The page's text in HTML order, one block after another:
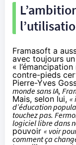
Framasoft a
avec toujours
«
contre-pieds
Pierre-Yves
monde sans IA,
Mais, selon lui, «
d’éducation
touchez pas.
logiciel libre dans
pouvoir « voir
comment ça